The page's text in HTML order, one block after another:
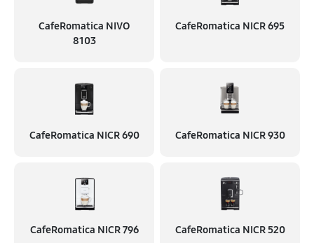
CafeRomatica NIVO
8103
CafeRomatica NICR 695
CafeRomatica NICR 690 CafeRomatica NICR 930
CafeRomatica NICR 796 CafeRomatica NICR 520